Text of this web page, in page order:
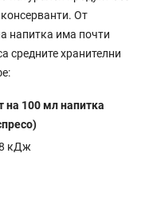
От
напитка има почти
средните хранителни
на 100 мл напитка
кДж